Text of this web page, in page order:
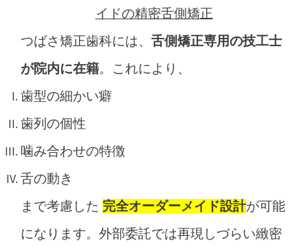
イドの精密舌側矯正
つばさ矯正歯科には、 舌側矯正専用の技工士
が院内に在籍。 これにより、
歯型の細かい癖
歯列の個性
噛み合わせの特徴
舌の動き
まで考慮した 完全オーダーメイド設計が可能
になります。 外部委託では再現しづらい緻密